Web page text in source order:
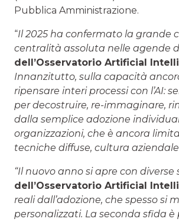
Pubblica Amministrazione.
“Il 2025 ha confermato la grande
centralità assoluta nelle agende
dell’Osservatorio Artificial
Innanzitutto, sulla capacità
ripensare interi processi con l’AI:
per decostruire, re-immaginare,
dalla semplice adozione
organizzazioni, che è ancora
tecniche diffuse, cultura
“Il nuovo anno si apre con diverse
dell’Osservatorio Artificial
reali dall’adozione, che spesso si
personalizzati. La seconda sfida